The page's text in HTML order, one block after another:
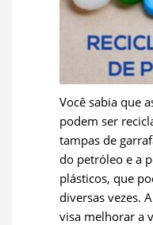
Você sabia que
podem ser
tampas de
do petróleo e a
plásticos, que
diversas vezes.
visa melhorar a